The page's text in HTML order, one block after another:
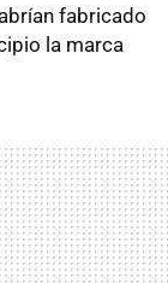
fabricado
la marca